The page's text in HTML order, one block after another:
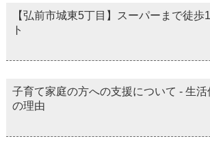
【弘前市城東5丁目】スーパーまで徒歩
ト
子育て家庭の方への支援について - 生
の理由